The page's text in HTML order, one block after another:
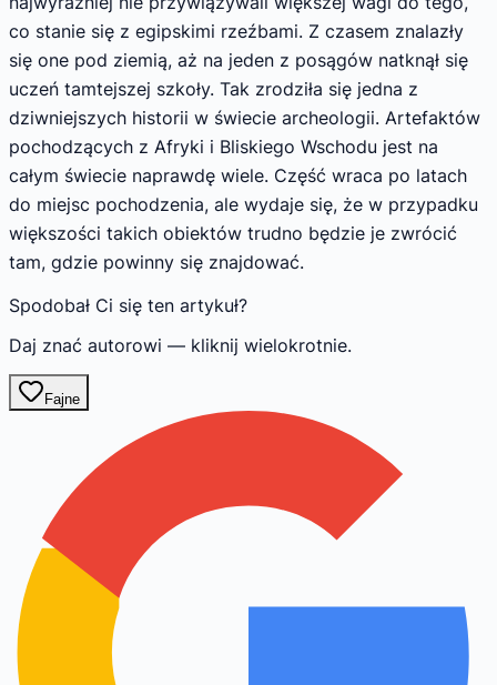
co stanie się z egipskimi rzeźbami. Z czasem znalazły
się one pod ziemią, aż na jeden z posągów natknął się
uczeń tamtejszej szkoły. Tak zrodziła się jedna z
dziwniejszych historii w świecie archeologii. Artefaktów
pochodzących z Afryki i Bliskiego Wschodu jest na
całym świecie naprawdę wiele. Część wraca po latach
do miejsc pochodzenia, ale wydaje się, że w przypadku
większości takich obiektów trudno będzie je zwrócić
tam, gdzie powinny się znajdować.
Spodobał Ci się ten artykuł?
Daj znać autorowi — kliknij wielokrotnie.
Fajne